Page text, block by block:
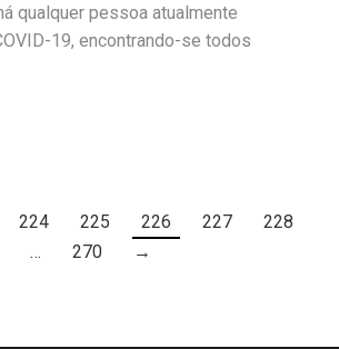
qualquer pessoa atualmente
19, encontrando-se todos
224 225 226 227
228
…
270 →